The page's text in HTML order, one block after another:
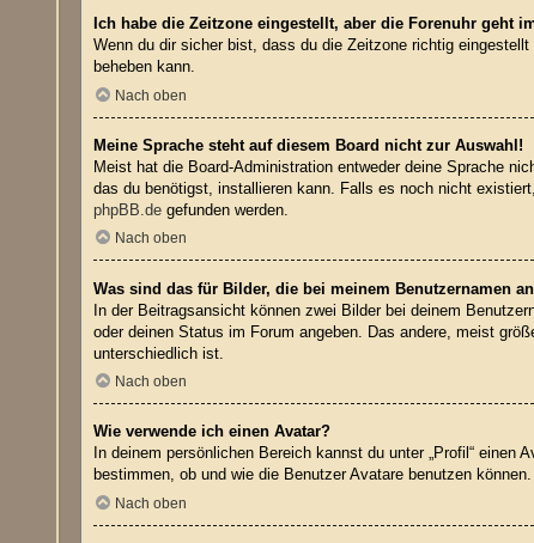
Ich habe die Zeitzone eingestellt, aber die Forenuhr geht
Wenn du dir sicher bist, dass du die Zeitzone richtig
beheben kann.
Nach oben
Meine Sprache steht auf diesem Board nicht zur Auswahl!
Meist hat die Board-Administration entweder deine Sprache
das du benötigst, installieren kann. Falls es noch nicht
phpBB.de gefunden werden.
Nach oben
Was sind das für Bilder, die bei meinem Benutzernamen
In der Beitragsansicht können zwei Bilder bei deinem
oder deinen Status im Forum angeben. Das andere, meist
unterschiedlich ist.
Nach oben
Wie verwende ich einen Avatar?
In deinem persönlichen Bereich kannst du unter „Profil“
bestimmen, ob und wie die Benutzer Avatare benutzen
Nach oben